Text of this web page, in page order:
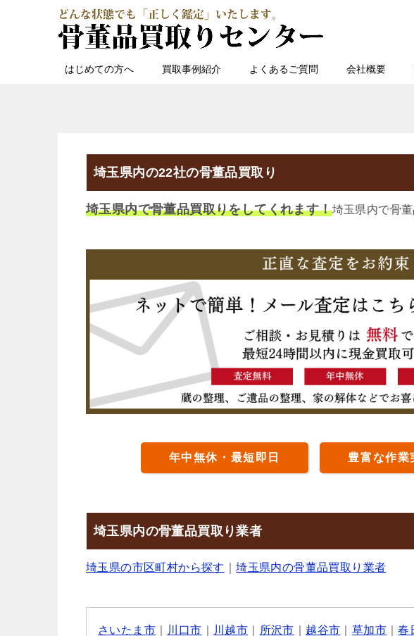
はじめての方へ 買取事例紹介 よくあるご質問 会社概要
埼玉県内の22社の骨董品買取り
埼玉県内で骨董品買取りをしてくれます！埼玉県内で骨
年中無休・最短即日 豊富な作業
埼玉県内の骨董品買取り業者
埼玉県の市区町村から探す ｜埼玉県内の骨董品買取り業者
さいたま市 川口市 川越市 所沢市 越谷市 草加市 ｜春